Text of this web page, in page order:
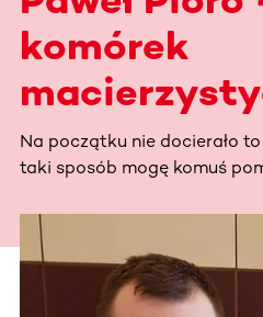
komórek
Na początku nie docierało
taki sposób mogę komuś